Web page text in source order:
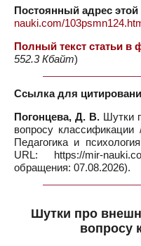
Постоянный адрес
nauki.com/
Полный текст статьи в
552.3 Кбайт)
Ссылка для
Погонцева, Д. В. Шутки
вопросу
Педагогика и
URL: https://mir-
обращения: 07.08.2026).
Шутки про
вопросу